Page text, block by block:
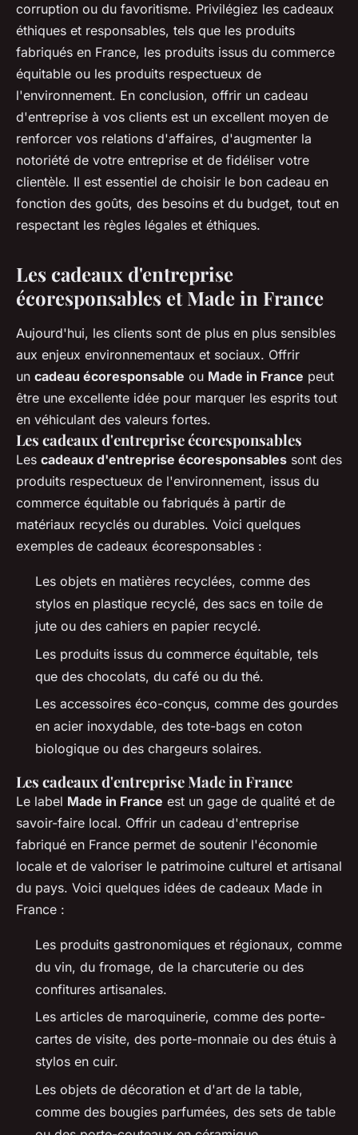
corruption ou du favoritisme. Privilégiez les cadeaux
éthiques et responsables, tels que les produits
fabriqués en France, les produits issus du commerce
équitable ou les produits respectueux de
l'environnement. En conclusion, offrir un cadeau
d'entreprise à vos clients est un excellent moyen de
renforcer vos relations d'affaires, d'augmenter la
notoriété de votre entreprise et de fidéliser votre
clientèle. Il est essentiel de choisir le bon cadeau en
fonction des goûts, des besoins et du budget, tout en
respectant les règles légales et éthiques.
Les cadeaux d'entreprise
écoresponsables et Made in France
Aujourd'hui, les clients sont de plus en plus sensibles
aux enjeux environnementaux et sociaux. Offrir
un cadeau écoresponsable ou Made in France peut
être une excellente idée pour marquer les esprits tout
en véhiculant des valeurs fortes.
Les cadeaux d'entreprise écoresponsables
Les cadeaux d'entreprise écoresponsables sont des
produits respectueux de l'environnement, issus du
commerce équitable ou fabriqués à partir de
matériaux recyclés ou durables. Voici quelques
exemples de cadeaux écoresponsables :
Les objets en matières recyclées, comme des
stylos en plastique recyclé, des sacs en toile de
jute ou des cahiers en papier recyclé.
Les produits issus du commerce équitable, tels
que des chocolats, du café ou du thé.
Les accessoires éco-conçus, comme des gourdes
en acier inoxydable, des tote-bags en coton
biologique ou des chargeurs solaires.
Les cadeaux d'entreprise Made in France
Le label Made in France est un gage de qualité et de
savoir-faire local. Offrir un cadeau d'entreprise
fabriqué en France permet de soutenir l'économie
locale et de valoriser le patrimoine culturel et artisanal
du pays. Voici quelques idées de cadeaux Made in
France :
Les produits gastronomiques et régionaux, comme
du vin, du fromage, de la charcuterie ou des
confitures artisanales.
Les articles de maroquinerie, comme des porte-
cartes de visite, des porte-monnaie ou des étuis à
stylos en cuir.
Les objets de décoration et d'art de la table,
comme des bougies parfumées, des sets de table